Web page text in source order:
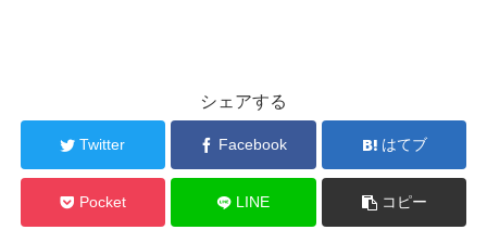
シェアする
Twitter Facebook はてブ
Pocket LINE コピー